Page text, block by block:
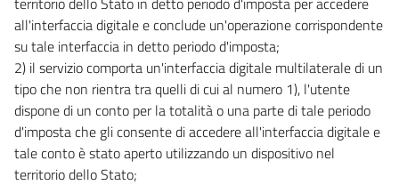
all'interfaccia digitale e conclude un'operazione corrispondente
su tale interfaccia in detto periodo d'imposta;
2) il servizio comporta un'interfaccia digitale multilaterale di un
tipo che non rientra tra quelli di cui al numero 1), l'utente
dispone di un conto per la totalità o una parte di tale periodo
d'imposta che gli consente di accedere all'interfaccia digitale e
tale conto è stato aperto utilizzando un dispositivo nel
territorio dello Stato;